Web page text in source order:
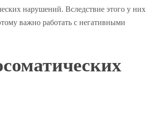
нарушений. Вследствие этого у них
важно работать с негативными